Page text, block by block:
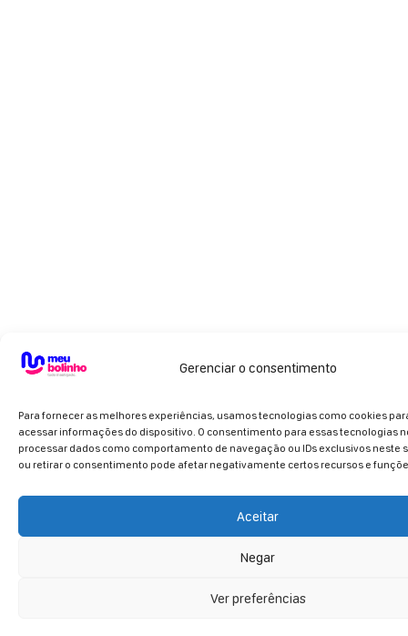
Gerenciar o consentimento
Para fornecer as melhores experiências, usamos tecnologias como cookies
acessar informações do dispositivo. O consentimento para essas tecnologias
processar dados como comportamento de navegação ou IDs exclusivos neste
ou retirar o consentimento pode afetar negativamente certos recursos e
Aceitar
Negar
Ver preferências